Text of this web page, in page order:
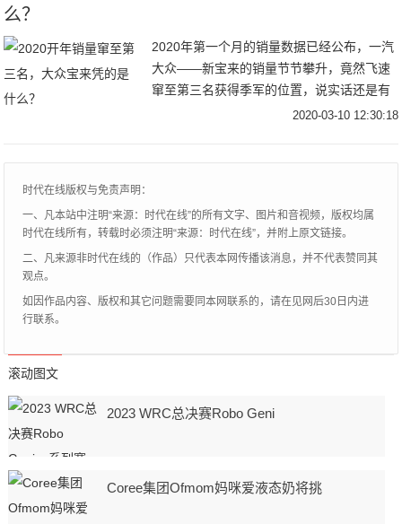
么？
2020年第一个月的销量数据已经公布，一汽
大众——新宝来的销量节节攀升，竟然飞速
窜至第三名获得季军的位置，说实话还是有
点令人意外的！我们今天详细解析一下这款
2020-03-10 12:30:18
时代在线版权与免责声明：
一、凡本站中注明“来源：时代在线”的所有文字、图片和音视频，版权均属
时代在线所有，转载时必须注明“来源：时代在线”，并附上原文链接。
二、凡来源非时代在线的（作品）只代表本网传播该消息，并不代表赞同其
观点。
如因作品内容、版权和其它问题需要同本网联系的，请在见网后30日内进
行联系。
滚动图文
2023 WRC总决赛Robo Geni
Coree集团Ofmom妈咪爱液态奶将挑